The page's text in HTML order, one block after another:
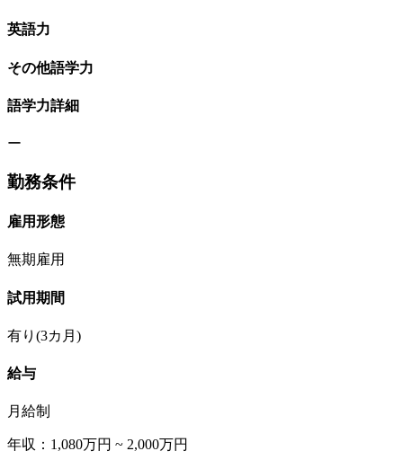
英語力
その他語学力
語学力詳細
ー
勤務条件
雇用形態
無期雇用
試用期間
有り(3カ月)
給与
月給制
年収：1,080万円 ~ 2,000万円